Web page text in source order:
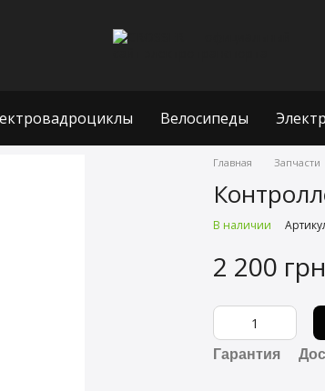
Велосипеды
Главная Запчасти
В наличии
2 200 грн
Гарантия